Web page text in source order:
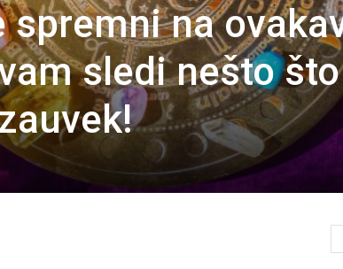
spremni na
sledi nešto što